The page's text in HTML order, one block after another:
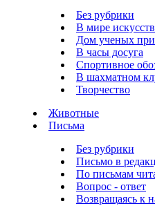
Без рубрики
В мире
Дом ученых
В часы досуга
Спортивное
В шахматном
Творчество
Животные
Письма
Без рубрики
Письмо в
По письмам
Вопрос - ответ
Возвращаясь к